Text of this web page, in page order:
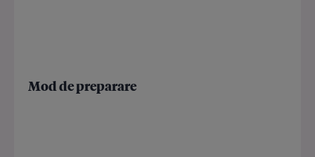
Mod de preparare